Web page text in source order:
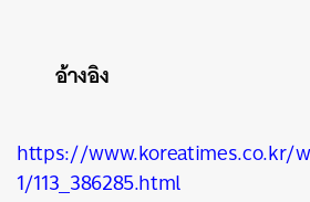
อ้างอิง
https://www.koreatimes.co.kr/
1/113_386285.html